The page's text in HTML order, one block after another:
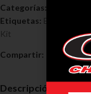
Categorías:
Buje
Etiquetas: Buje
Kit
Compartir:
Descripción